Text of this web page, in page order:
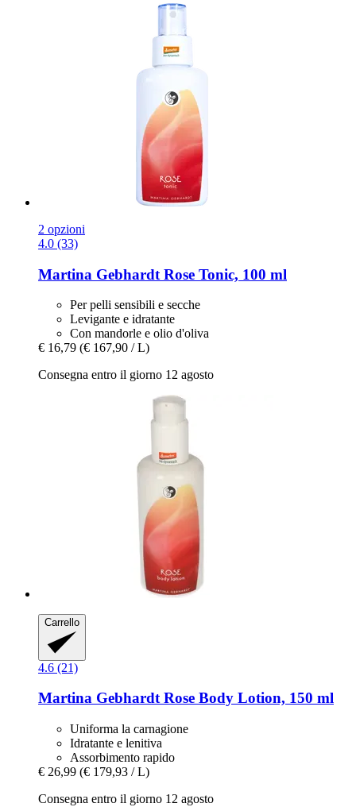
2 opzioni
4.0 (33)
Martina Gebhardt Rose Tonic, 100 ml
Per pelli sensibili e secche
Levigante e idratante
Con mandorle e olio d'oliva
€ 16,79 (€ 167,90 / L)
Consegna entro il giorno 12 agosto
Carrello
4.6 (21)
Martina GebhardtRose Body Lotion, 150 ml
Uniforma la carnagione
Idratante e lenitiva
Assorbimento rapido
€ 26,99 (€ 179,93 / L)
Consegna entro il giorno 12 agosto